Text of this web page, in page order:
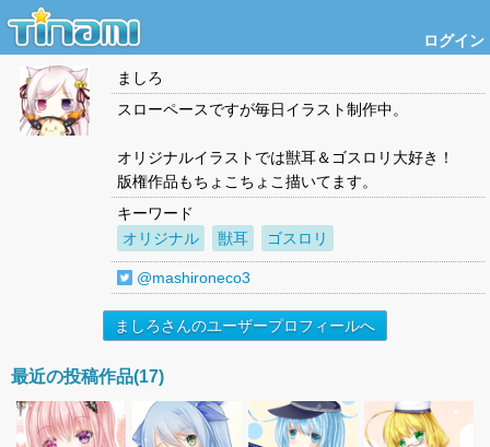
ログイン
ましろ
スローペースですが毎日イラスト制作中。
オリジナルイラストでは獣耳＆ゴスロリ大好き！
版権作品もちょこちょこ描いてます。
キーワード
オリジナル
獣耳 ゴスロリ
@mashironeco3
ましろさんのユーザープロフィールへ
最近の投稿作品(17)